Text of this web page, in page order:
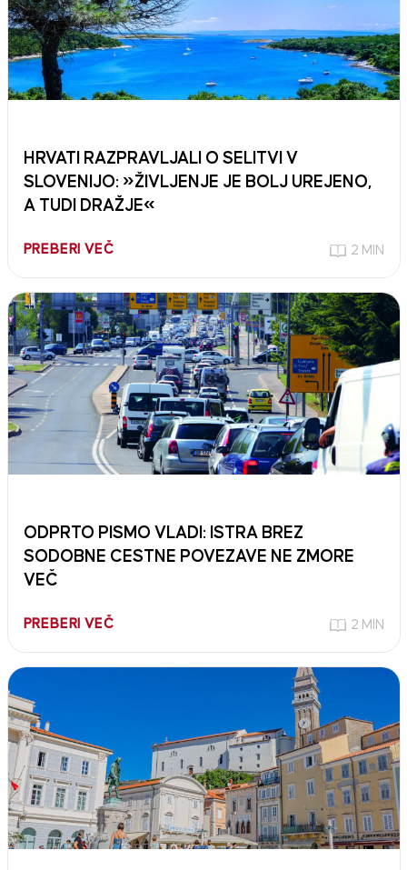
HRVATI RAZPRAVLJALI O SELITVI V
SLOVENIJO: »ŽIVLJENJE JE BOLJ UREJENO,
A TUDI DRAŽJE«
PREBERI VEČ 2 MIN
ODPRTO PISMO VLADI: ISTRA BREZ
SODOBNE CESTNE POVEZAVE NE ZMORE
VEČ
PREBERI VEČ 2 MIN